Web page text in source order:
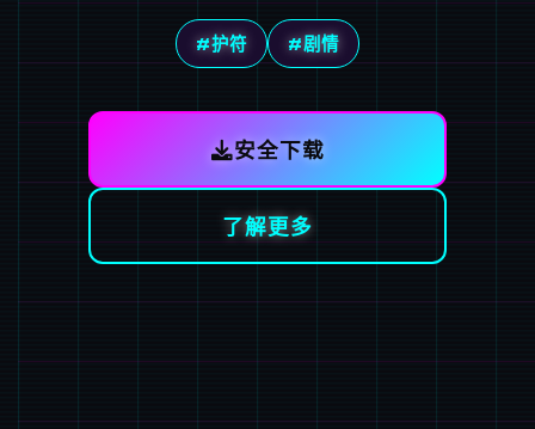
#护符 #剧情
安全下载
了解更多